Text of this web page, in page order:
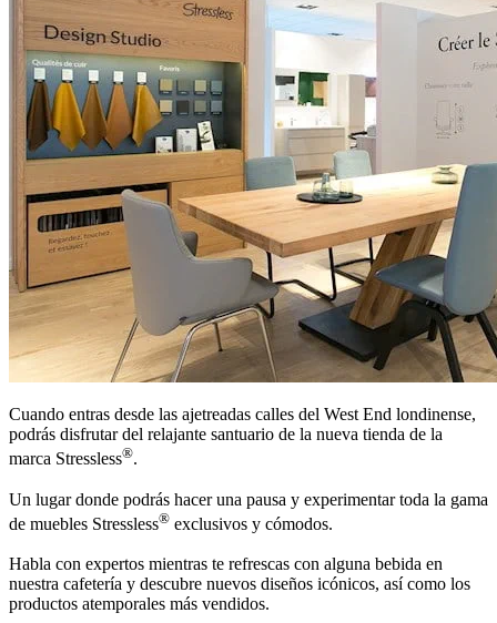
Cuando entras desde las ajetreadas calles del West End londinense,
podrás disfrutar del relajante santuario de la nueva tienda de la
marca Stressless®.
Un lugar donde podrás hacer una pausa y experimentar toda la gama
de muebles Stressless® exclusivos y cómodos.
Habla con expertos mientras te refrescas con alguna bebida en
nuestra cafetería y descubre nuevos diseños icónicos, así como los
productos atemporales más vendidos.